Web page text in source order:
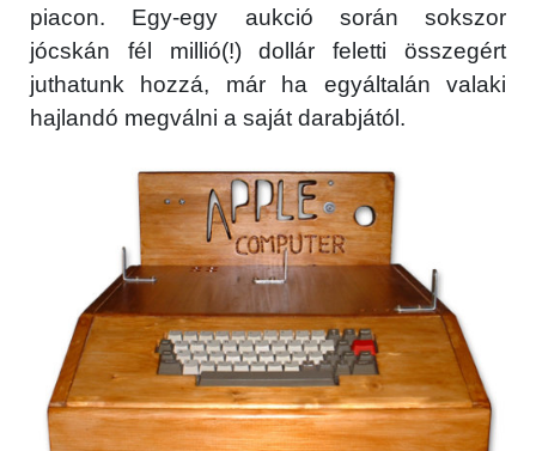
piacon. Egy-egy aukció során sokszor
jócskán fél millió(!) dollár feletti összegért
juthatunk hozzá, már ha egyáltalán valaki
hajlandó megválni a saját darabjától.